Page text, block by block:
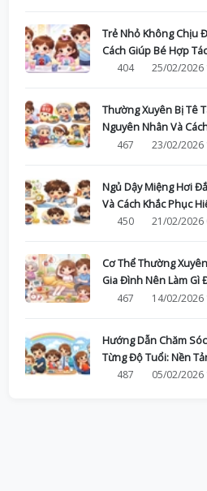
Trẻ Nhỏ Không Chịu
Cách Giúp Bé Hợp
404
25/02/2026
Thường Xuyên Bị Tê
Nguyên Nhân Và
467
23/02/2026
Ngủ Dậy Miệng Hơi
Và Cách Khắc Phục
450
21/02/2026
Cơ Thể Thường
Gia Đình Nên Làm Gì
467
14/02/2026
Hướng Dẫn Chăm
Từng Độ Tuổi: Nền
487
05/02/2026